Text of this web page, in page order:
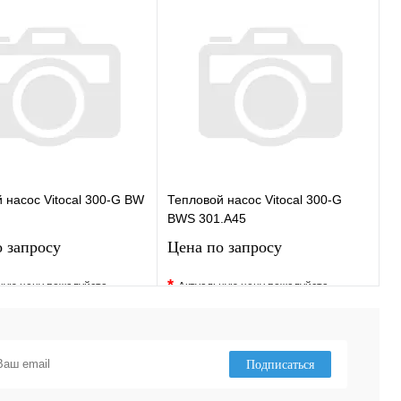
в 1 клик Под заказ Купить в 1 клик Под заказ
насос Vitocal 300-G BW
цену пожалуйста
в 1 клик
Тепловой насос Vitocal 300-G
BWS 301.A45
Цена по запросу
*Актуальную цену пожалуйста
Купить в 1 клик Под заказ
Подписаться